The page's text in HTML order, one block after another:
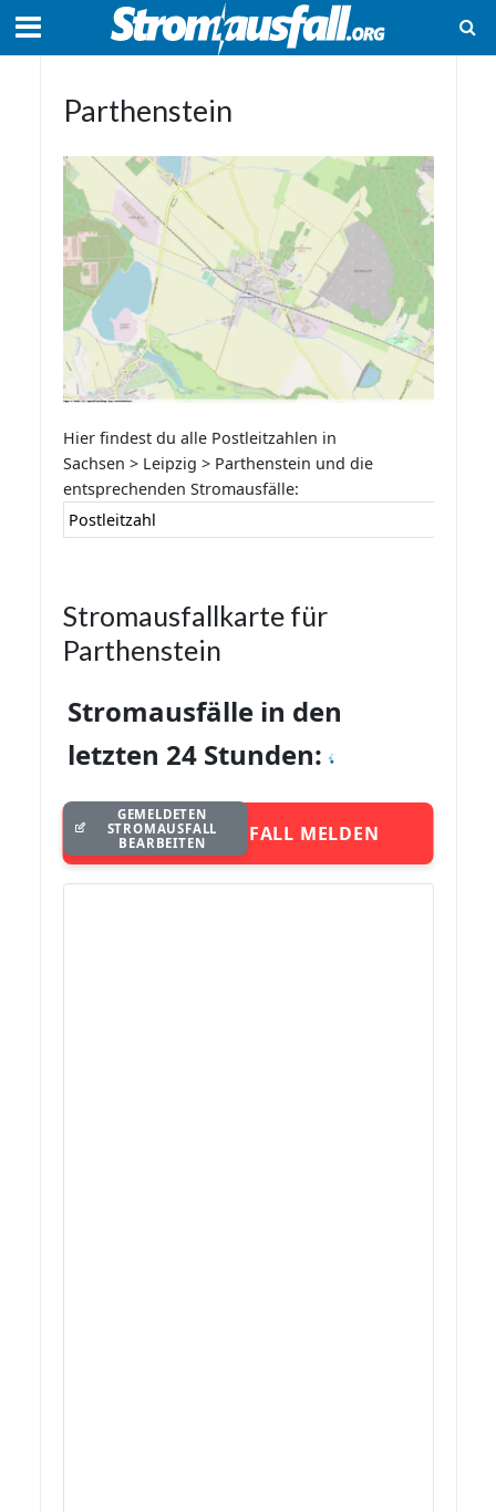
Parthenstein
Hier findest du alle Postleitzahlen in
Sachsen > Leipzig > Parthenstein und die
entsprechenden Stromausfälle:
Postleitzahl
Stromausfallkarte für
Parthenstein
Stromausfälle in den
letzten 24 Stunden:
STROMAUSFALL MELDEN
GEMELDETEN
STROMAUSFALL
BEARBEITEN